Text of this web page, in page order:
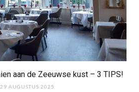
aan de Zeeuwse kust – 3 TIPS!
29 AUGUSTUS 2025